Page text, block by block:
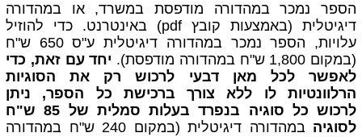
הספר נמכר במהדורה מודפסת במשרד, או במהדורה
דיגיטלית (באמצעות קובץ pdf)
באינטרנט. כדי להוזיל
עלויות, הספר נמכר במהדורה דיגיטלית ע"ס 650 ש"ח
(במקום 1,800 ש"ח במהדורה מודפסת).
יחד עם זאת, כדי
לאפשר לכל מאן דבעי לרכוש רק את הסוגיות
הרלוונטיות לו ללא צורך ברכישת כל הספר, ניתן
לרכוש
כל סוגיה בנפרד בעלות סמלית של 85 ש"ח
לסוגיהבמהדורה דיגיטלית
(במקום 240 ש"ח במהדורה